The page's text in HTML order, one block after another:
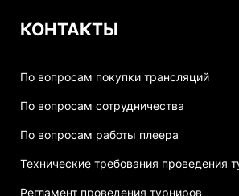
КОНТАКТЫ
По вопросам покупки трансляций
По вопросам сотрудничества
По вопросам работы плеера
Технические требования проведения
Регламент проведения турниров